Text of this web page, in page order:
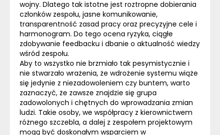
wojny. Dlatego tak istotne jest roztropne dobierania
członków zespołu, jasne komunikowanie,
transparentność zasad pracy oraz precyzyjne cele i
harmonogram. Do tego ocena ryzyka, ciągłe
zdobywanie feedbacku i dbanie o aktualność wiedzy
wśród zespołu.
Aby to wszystko nie brzmiało tak pesymistycznie i
nie stwarzało wrażenia, że wdrożenie systemu wiąże
się jedynie z niezadowoleniem czy buntem, warto
zaznaczyć, że zawsze znajdzie się grupa
zadowolonych i chętnych do wprowadzania zmian
ludzi. Takie osoby, we współpracy z kierownictwem
różnego szczebla, a dalej z zespołem projektowym
mogą być doskonałym wsparciem w